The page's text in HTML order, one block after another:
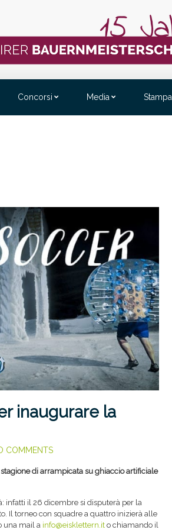
Concorsi Media Stampa
inaugurare la
COMMENTS
di arrampicata su ghiaccio artificiale
infatti il 26 dicembre si disputerà per la
Il torneo con squadre a quattro inizierà alle
una mail a info@eisklettern.ito chiamando il